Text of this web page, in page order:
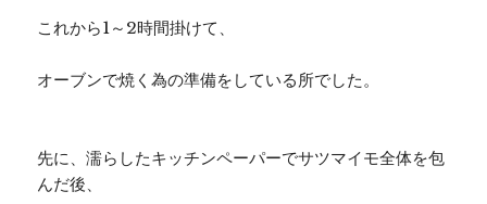
これから1～2時間掛けて、
オーブンで焼く為の準備をしている所でした。
先に、濡らしたキッチンペーパーでサツマイモ全体を包
んだ後、